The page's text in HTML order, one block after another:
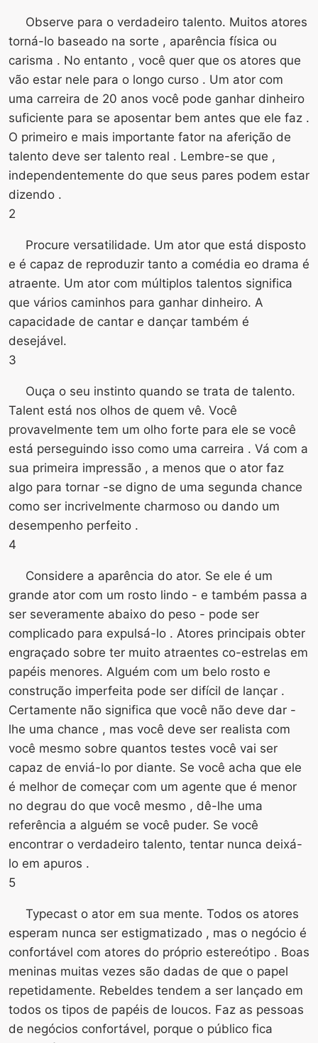
Observe para o verdadeiro talento. Muitos atores
torná-lo baseado na sorte , aparência física ou
carisma . No entanto , você quer que os atores que
vão estar nele para o longo curso . Um ator com
uma carreira de 20 anos você pode ganhar dinheiro
suficiente para se aposentar bem antes que ele faz .
O primeiro e mais importante fator na aferição de
talento deve ser talento real . Lembre-se que ,
independentemente do que seus pares podem estar
dizendo .
2
Procure versatilidade. Um ator que está disposto
e é capaz de reproduzir tanto a comédia eo drama é
atraente. Um ator com múltiplos talentos significa
que vários caminhos para ganhar dinheiro. A
capacidade de cantar e dançar também é
desejável.
3
Ouça o seu instinto quando se trata de talento.
Talent está nos olhos de quem vê. Você
provavelmente tem um olho forte para ele se você
está perseguindo isso como uma carreira . Vá com a
sua primeira impressão , a menos que o ator faz
algo para tornar -se digno de uma segunda chance
como ser incrivelmente charmoso ou dando um
desempenho perfeito .
4
Considere a aparência do ator. Se ele é um
grande ator com um rosto lindo - e também passa a
ser severamente abaixo do peso - pode ser
complicado para expulsá-lo . Atores principais obter
engraçado sobre ter muito atraentes co-estrelas em
papéis menores. Alguém com um belo rosto e
construção imperfeita pode ser difícil de lançar .
Certamente não significa que você não deve dar -
lhe uma chance , mas você deve ser realista com
você mesmo sobre quantos testes você vai ser
capaz de enviá-lo por diante. Se você acha que ele
é melhor de começar com um agente que é menor
no degrau do que você mesmo , dê-lhe uma
referência a alguém se você puder. Se você
encontrar o verdadeiro talento, tentar nunca deixá-
lo em apuros .
5
Typecast o ator em sua mente. Todos os atores
esperam nunca ser estigmatizado , mas o negócio é
confortável com atores do próprio estereótipo . Boas
meninas muitas vezes são dadas de que o papel
repetidamente. Rebeldes tendem a ser lançado em
todos os tipos de papéis de loucos. Faz as pessoas
de negócios confortável, porque o público fica